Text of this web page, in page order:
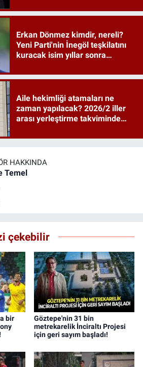
Erkan Dönmez kimdir, nereli?
Yeni Parti'nin İnegöl teşkilatını
kuracak isim yıllar sonra
Aile hekimliği atamaları ne
zaman yapılacak? 2026/2 iller
arası yerleştirme takviminde
HAKKINDA
Temel
çekebilir
bir
Göztepe'nin 31 bin
metrekarelik İnciraltı Projesi
için geri sayım başladı!